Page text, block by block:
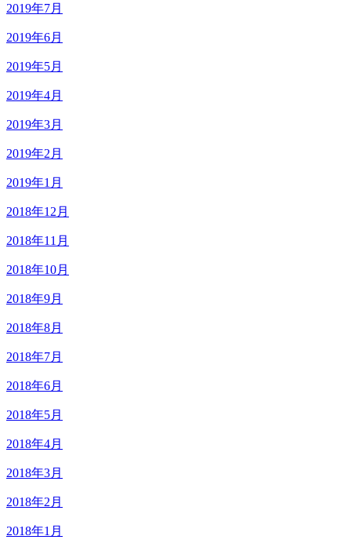
2019年7月
2019年6月
2019年5月
2019年4月
2019年3月
2019年2月
2019年1月
2018年12月
2018年11月
2018年10月
2018年9月
2018年8月
2018年7月
2018年6月
2018年5月
2018年4月
2018年3月
2018年2月
2018年1月